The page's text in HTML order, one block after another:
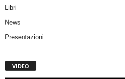
Libri
News
Presentazioni
VIDEO